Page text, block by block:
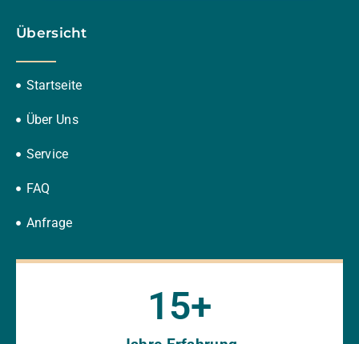
Übersicht
Startseite
Über Uns
Service
FAQ
Anfrage
15+